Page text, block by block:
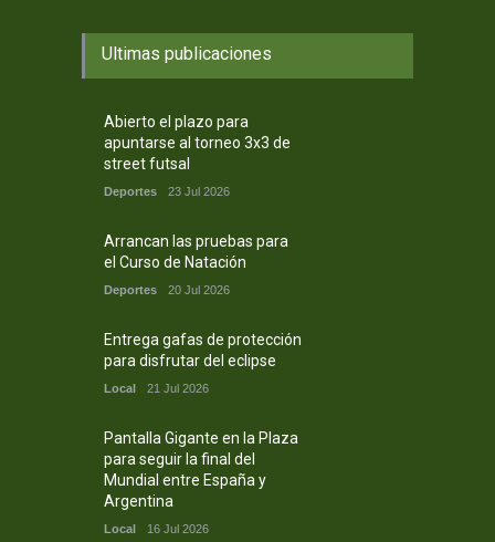
Ultimas publicaciones
Abierto el plazo para
apuntarse al torneo 3x3 de
street futsal
Deportes 23 Jul 2026
Arrancan las pruebas para
el Curso de Natación
Deportes 20 Jul 2026
Entrega gafas de protección
para disfrutar del eclipse
Local 21 Jul 2026
Pantalla Gigante en la Plaza
para seguir la final del
Mundial entre España y
Argentina
Local 16 Jul 2026